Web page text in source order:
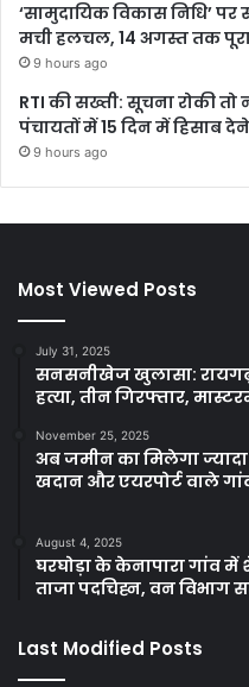
‘सामुदायिक विकास निधि’
मची हलचल, 14 अगस्त तक पूरा
9 hours ago
RTI की सख्ती: सूचना रोकी तो
पंचायतों में 15 दिन में हिसाब
9 hours ago
Most Viewed Posts
July 31, 2025
सनसनीखेज खुलासा:
हत्या, तीन गिरफ्तार,
November 25, 2025
अब जमीन का मिलेगा
खदान और एयरपोर्ट वाले
August 4, 2025
घरघोड़ा के केनापारा गांव
ताजा पदचिह्न, वन विभाग
Last Modified Posts